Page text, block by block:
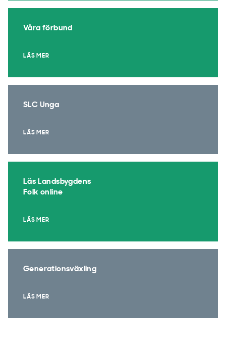
Våra förbund
LÄS MER
SLC Unga
LÄS MER
Läs Landsbygdens
Folk online
LÄS MER
Generationsväxling
LÄS MER